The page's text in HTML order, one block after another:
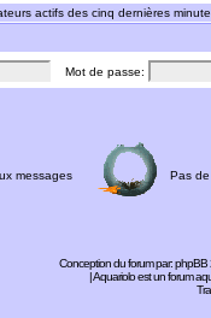
actifs des cinq dernières
Mot de passe:
messages Pas
Conception du forum par:phpBB
| Aquariolo est un forum